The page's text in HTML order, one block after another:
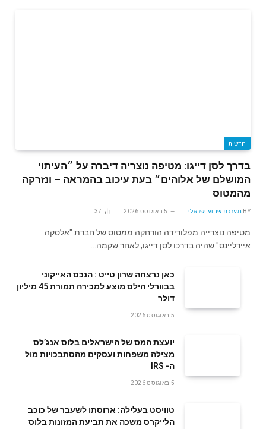
חדשות
בדרך לסן דייגו: מטיפה נוצריה דיברה על ״העיתוי
המושלם של אלוהים״ בעת עיכוב בהמראה – ונזרקה
מהמטוס
BY מערכת שבוע ישראלי 5 באוגוסט 2026 37
מטיפה נוצרייה מפלורידה הורחקה ממטוס של חברת "אלסקה
איירליינס" שהיה בדרכו לסן דייגו, לאחר שקמה…
‬דולר
5 באוגוסט 2026
‬ה- IRS
5 באוגוסט 2026
טוויסט בעלילה: ארוסתו לשעבר של כוכב
הלייקרס משכה את תביעת המזונות בלוס